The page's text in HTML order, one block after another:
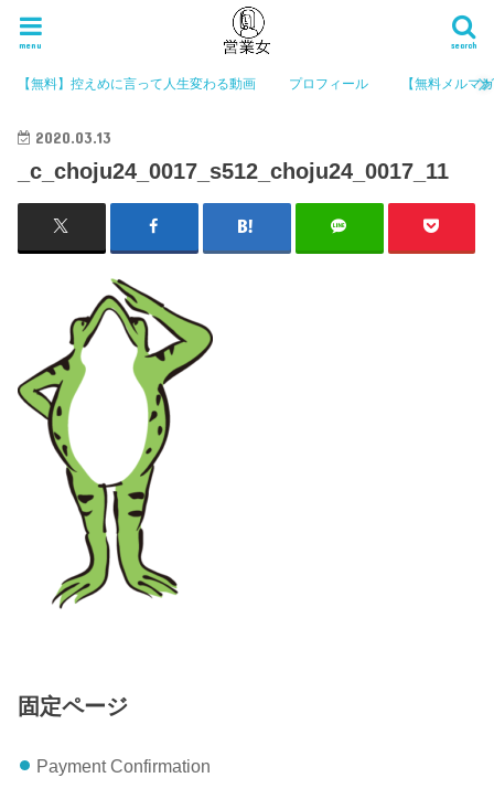
search
menu
【無料】控えめに言って人生変わる動画 プロフィール 【無料メルマ
2020.03.13
_c_choju24_0017_s512_choju24_0017_11
固定ページ
Payment Confirmation